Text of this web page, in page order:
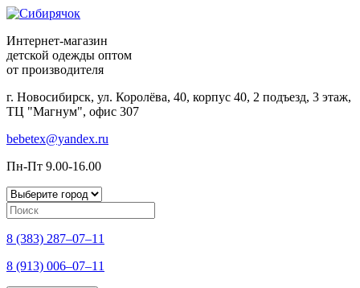
Интернет-магазин
детской одежды оптом
от производителя
г. Новосибирск, ул. Королёва, 40, корпус 40, 2 подъезд, 3 этаж,
ТЦ "Магнум", офис 307
bebetex@yandex.ru
Пн-Пт 9.00-16.00
8 (383) 287–07–11
8 (913) 006–07–11